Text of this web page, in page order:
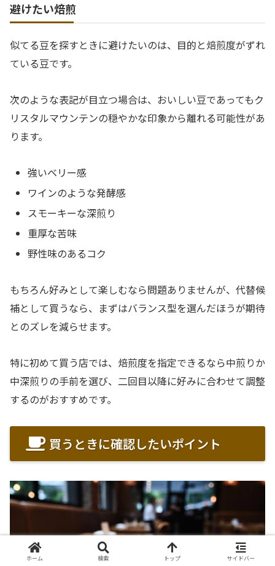
避けたい焙煎
似てる豆を探すときに避けたいのは、目的と焙煎度がずれ
ている豆です。
次のような表記が目立つ場合は、おいしい豆であってもク
リスタルマウンテンの穏やかな印象から離れる可能性があ
ります。
強いベリー感
ワインのような発酵感
スモーキーな深煎り
重厚な苦味
野性味のあるコク
もちろん好みとして楽しむなら問題ありませんが、代替候
補として買うなら、まずはバランス型を選んだほうが期待
とのズレを減らせます。
特に初めて買う店では、焙煎度を指定できるなら中煎りか
中深煎りの手前を選び、二回目以降に好みに合わせて調整
するのがおすすめです。
買うときに確認したいポイント
ホーム 検索 トップ サイドバー